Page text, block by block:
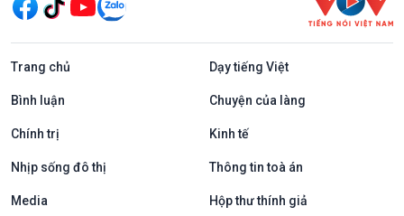
Trang chủ Dạy tiếng Việt
Bình luận Chuyện của làng
Chính trị Kinh tế
Nhịp sống đô thị Thông tin toà án
Media Hộp thư thính giả